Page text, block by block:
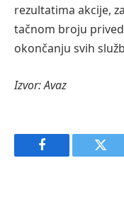
rezultatima akcije,
tačnom broju
okončanju svih
Izvor: Avaz
Facebook